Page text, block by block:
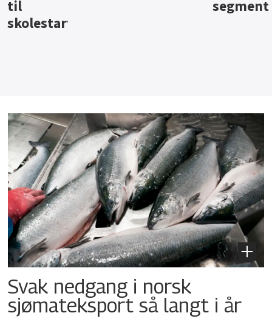
Svak nedgang i norsk
sjømateksport så langt i år